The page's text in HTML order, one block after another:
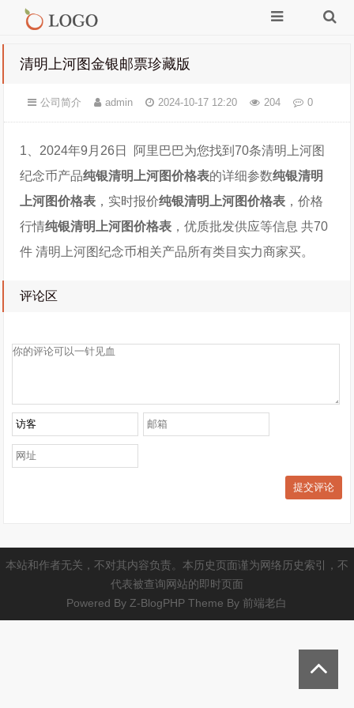
清明上河图金银邮票珍藏版
公司简介 admin 2024-10-17 12:20 204 0
1、2024年9月26日 阿里巴巴为您找到70条清明上河图
纪念币产品纯银清明上河图价格表的详细参数纯银清明
上河图价格表 ，实时报价纯银清明上河图价格表 ，价格
行情纯银清明上河图价格表 ，优质批发供应等信息 共70
件 清明上河图纪念币相关产品所有类目实力商家买。
评论区
提交评论
本站和作者无关，不对其内容负责。本历史页面谨为网络历史索引，不
代表被查询网站的即时页面
Powered By Z-BlogPHP Theme By前端老白